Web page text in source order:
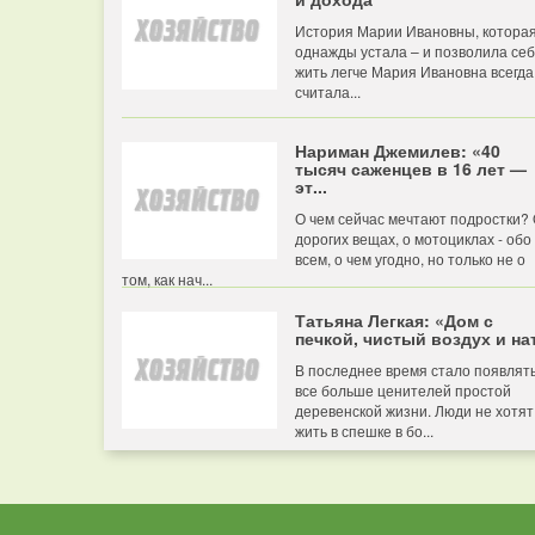
История Марии Ивановны, которая
однажды устала – и позволила
жить легче Мария Ивановна всегда
считала...
Нариман Джемилев: «40
тысяч саженцев в 16 лет —
эт...
О чем сейчас мечтают подростки?
дорогих вещах, о мотоциклах - обо
всем, о чем угодно, но только не о
том, как нач...
Татьяна Легкая: «Дом с
печкой, чистый воздух и
В последнее время стало
все больше ценителей простой
деревенской жизни. Люди не хотят
жить в спешке в бо...